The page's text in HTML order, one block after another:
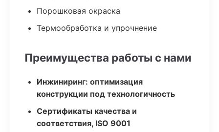
Порошковая окраска
Термообработка и упрочнение
Преимущества работы с нами
Инжиниринг: оптимизация
конструкции под технологичность
Сертификаты качества и
соответствия, ISO 9001